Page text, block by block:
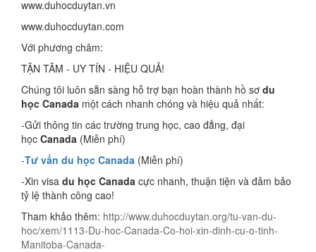
www.duhocduytan.vn
www.duhocduytan.com
Với phương châm:
TẬN TÂM - UY TÍN - HIỆU QUẢ!
Chúng tôi luôn sẵn sàng hỗ trợ bạn hoàn thành hồ sơ du
học Canada một cách nhanh chóng và hiệu quả nhất:
-Gửi thông tin các trường trung học, cao đẳng, đại
học Canada (Miễn phí)
-Tư vấn du học Canada (Miễn phí)
-Xin visa du học Canada cực nhanh, thuận tiện và đảm bảo
tỷ lệ thành công cao!
Tham khảo thêm: http://www.duhocduytan.org/tu-van-du-
hoc/xem/1113-Du-hoc-Canada-Co-hoi-xin-dinh-cu-o-tinh-
Manitoba-Canada-